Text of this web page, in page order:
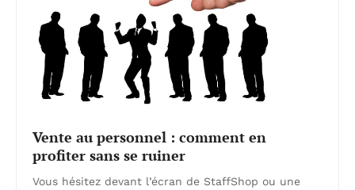
Vente au personnel : comment en
profiter sans se ruiner
Vous hésitez devant l’écran de StaffShop ou une